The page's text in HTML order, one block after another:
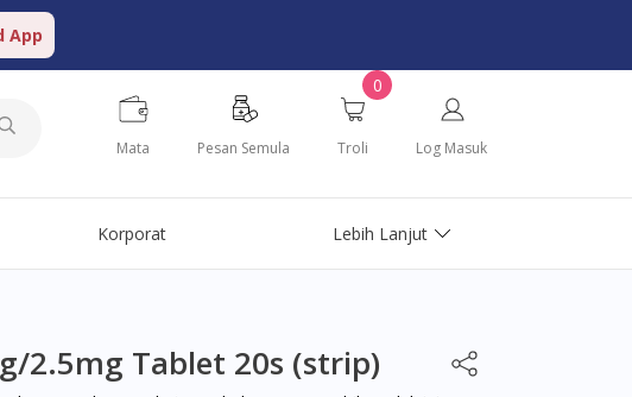
App
Mata Pesan Semula
0
Troli Log Masuk
Korporat Lebih Lanjut
2.5mg Tablet 20s (strip)